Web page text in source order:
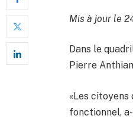
Mis à jour le
Dans le
Pierre
«Les
fonctionnel,